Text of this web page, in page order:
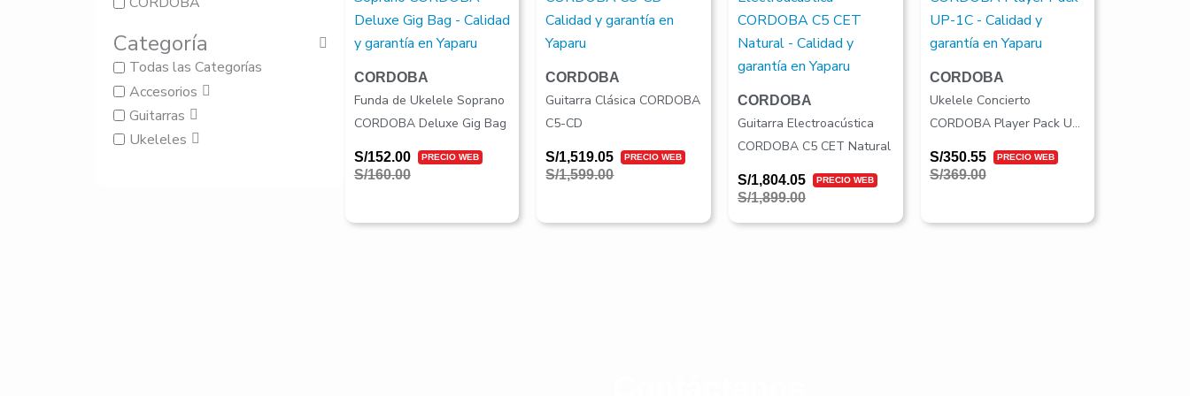
Categoría
Todas las Categorías
Accesorios
Guitarras
Ukeleles
CORDOBA
Funda de Ukelele Soprano
CORDOBA Deluxe Gig Bag
S/160.00
era:
S/152.00
es:
CORDOBA
Guitarra Clásica CORDOBA
C5-CD
S/1,599.00
era:
S/1,599.00.
S/1,519.05
es:
S/1,519.05.
CORDOBA
Guitarra Electroacústica
CORDOBA C5 CET Natural
S/1,899.00
era:
S/1,804.05
es:
CORDOBA
Ukelele Concierto
CORDOBA Player Pack UP-
S/369.00
era:
S/350.55
es: